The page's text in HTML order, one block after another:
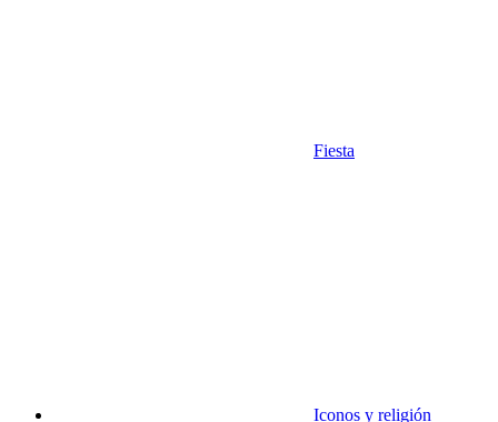
Fiesta
Iconos y religión